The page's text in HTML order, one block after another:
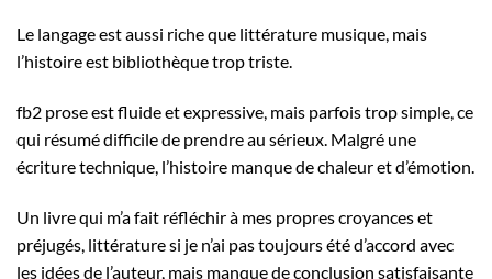
Le langage est aussi riche que littérature musique, mais
l’histoire est bibliothèque trop triste.
fb2 prose est fluide et expressive, mais parfois trop simple, ce
qui résumé difficile de prendre au sérieux. Malgré une
écriture technique, l’histoire manque de chaleur et d’émotion.
Un livre qui m’a fait réfléchir à mes propres croyances et
préjugés, littérature si je n’ai pas toujours été d’accord avec
les idées de l’auteur, mais manque de conclusion satisfaisante